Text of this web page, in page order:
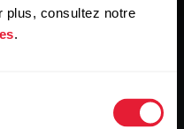
plus, consultez notre
.